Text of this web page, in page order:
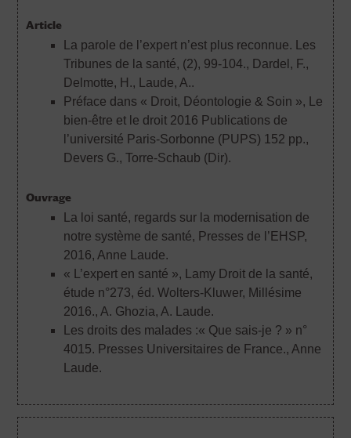
Article
La parole de l’expert n’est plus reconnue. Les
Tribunes de la santé, (2), 99-104., Dardel, F.,
Delmotte, H., Laude, A..
Préface dans « Droit, Déontologie & Soin », Le
bien-être et le droit 2016 Publications de
l’université Paris-Sorbonne (PUPS) 152 pp.,
Devers G., Torre-Schaub (Dir).
Ouvrage
La loi santé, regards sur la modernisation de
notre système de santé, Presses de l’EHSP,
2016, Anne Laude.
« L’expert en santé », Lamy Droit de la santé,
étude n°273, éd. Wolters-Kluwer, Millésime
2016., A. Ghozia, A. Laude.
Les droits des malades :« Que sais-je ? » n°
4015. Presses Universitaires de France., Anne
Laude.